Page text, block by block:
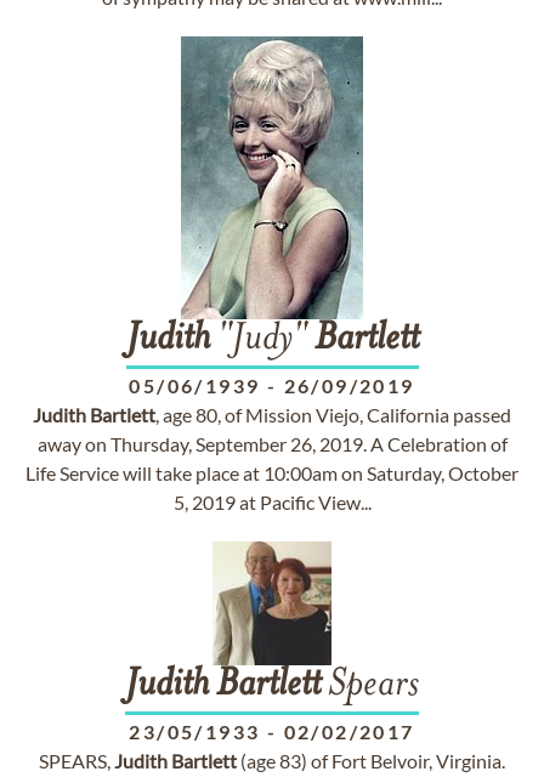
Judith"Judy"Bartlett
05/06/1939 - 26/09/2019
Judith Bartlett, age 80, of Mission Viejo, California passed
away on Thursday, September 26, 2019. A Celebration of
Life Service will take place at 10:00am on Saturday, October
5, 2019 at Pacific View...
JudithBartlettSpears
23/05/1933 - 02/02/2017
SPEARS,Judith Bartlett (age 83) of Fort Belvoir, Virginia.